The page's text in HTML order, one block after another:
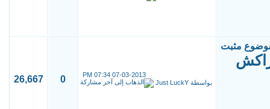
07-03-2013
07:34 PM
بواسطة Just LuckY
0
26,667